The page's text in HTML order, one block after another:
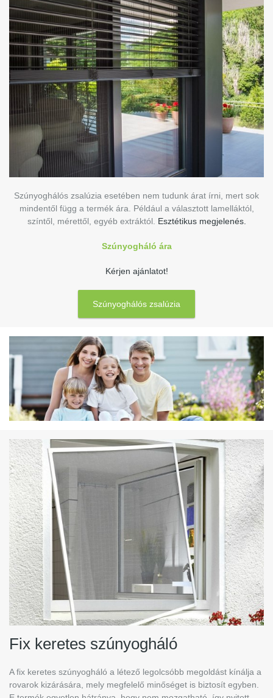
Szúnyoghálós zsalúzia esetében nem tudunk árat írni, mert sok
mindentől függ a termék ára. Például a választott lamelláktól,
színtől, mérettől, egyéb extráktól. Esztétikus megjelenés.
Szúnyogháló ára
Kérjen ajánlatot!
Szúnyoghálós zsalúzia
Fix keretes szúnyogháló
A fix keretes szúnyogháló a létező legolcsóbb megoldást kínálja a
rovarok kizárására, mely megfelelő minőséget is biztosít egyben.